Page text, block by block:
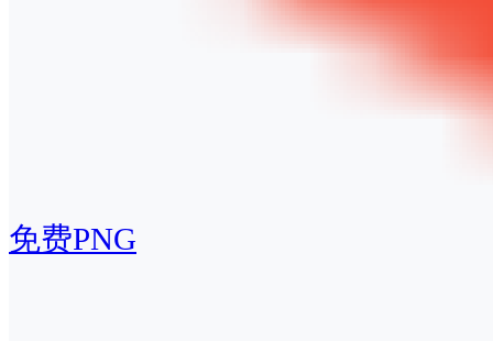
免费PNG